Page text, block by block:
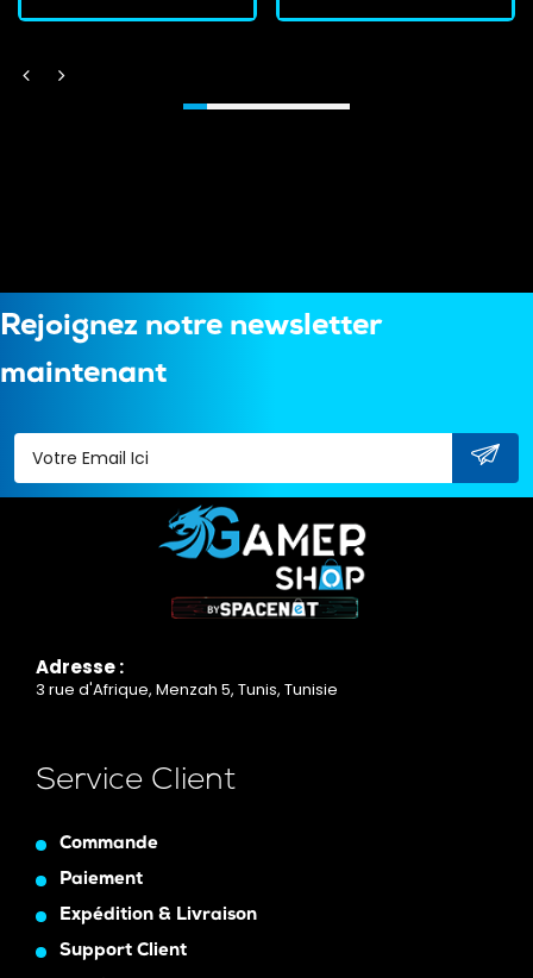
Rejoignez notre newsletter
maintenant
Adresse :
3 rue d'Afrique, Menzah 5, Tunis, Tunisie
Service Client
Commande
Paiement
Expédition & Livraison
Support Client